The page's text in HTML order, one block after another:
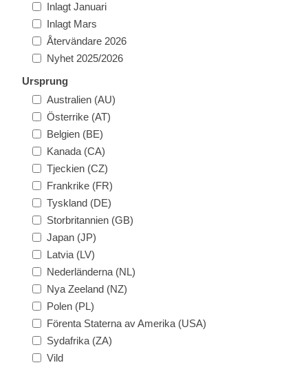
Inlagt Januari
Inlagt Mars
Återvändare 2026
Nyhet 2025/2026
Ursprung
Australien (AU)
Österrike (AT)
Belgien (BE)
Kanada (CA)
Tjeckien (CZ)
Frankrike (FR)
Tyskland (DE)
Storbritannien (GB)
Japan (JP)
Latvia (LV)
Nederländerna (NL)
Nya Zeeland (NZ)
Polen (PL)
Förenta Staterna av Amerika (USA)
Sydafrika (ZA)
Vild